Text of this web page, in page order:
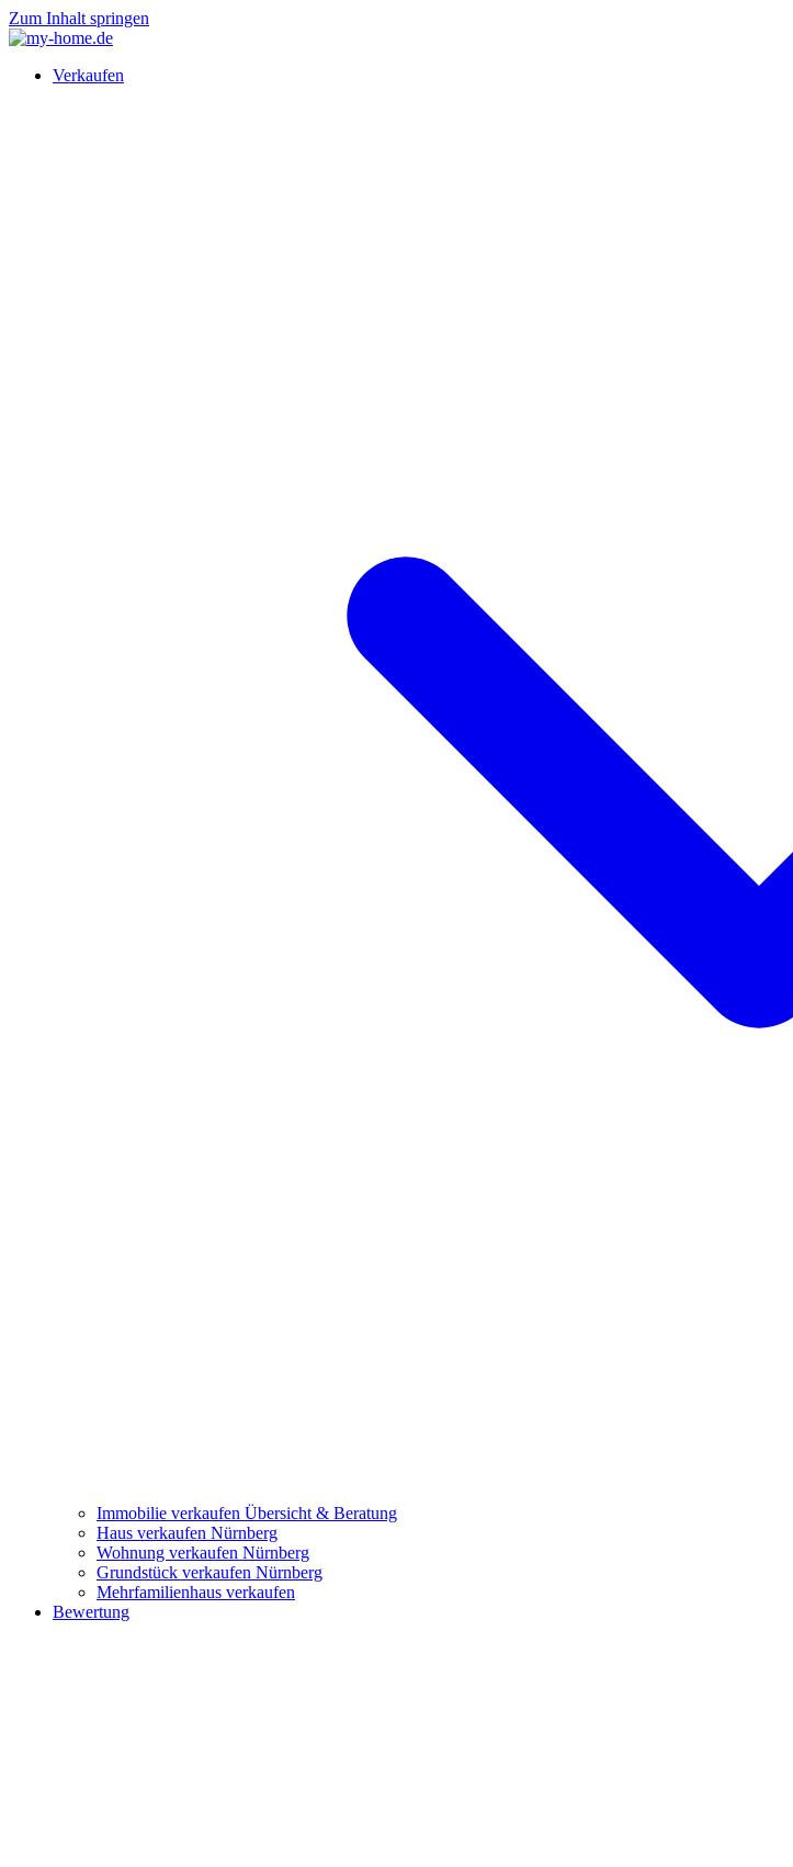
Zum Inhalt springen
Verkaufen
Immobilie verkaufen Übersicht & Beratung
Haus verkaufen Nürnberg
Wohnung verkaufen Nürnberg
Grundstück verkaufen Nürnberg
Mehrfamilienhaus verkaufen
Bewertung